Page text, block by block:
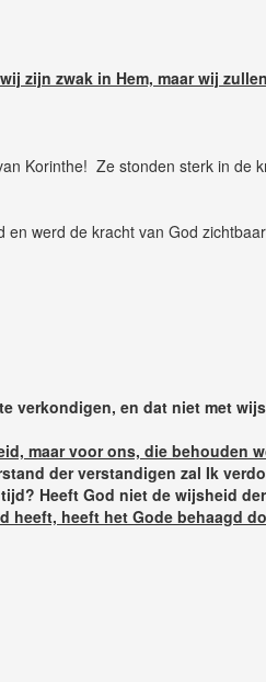
zijn zwak in Hem, maar wij
Korinthe! Ze stonden sterk in de
en werd de kracht van God
verkondigen, en dat niet met
maar voor ons, die behouden
der verstandigen zal Ik
Heeft God niet de wijsheid
heeft het Gode behaagd